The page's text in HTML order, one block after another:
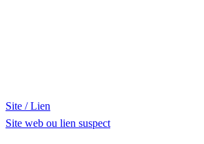
Site / Lien
Site web ou lien suspect